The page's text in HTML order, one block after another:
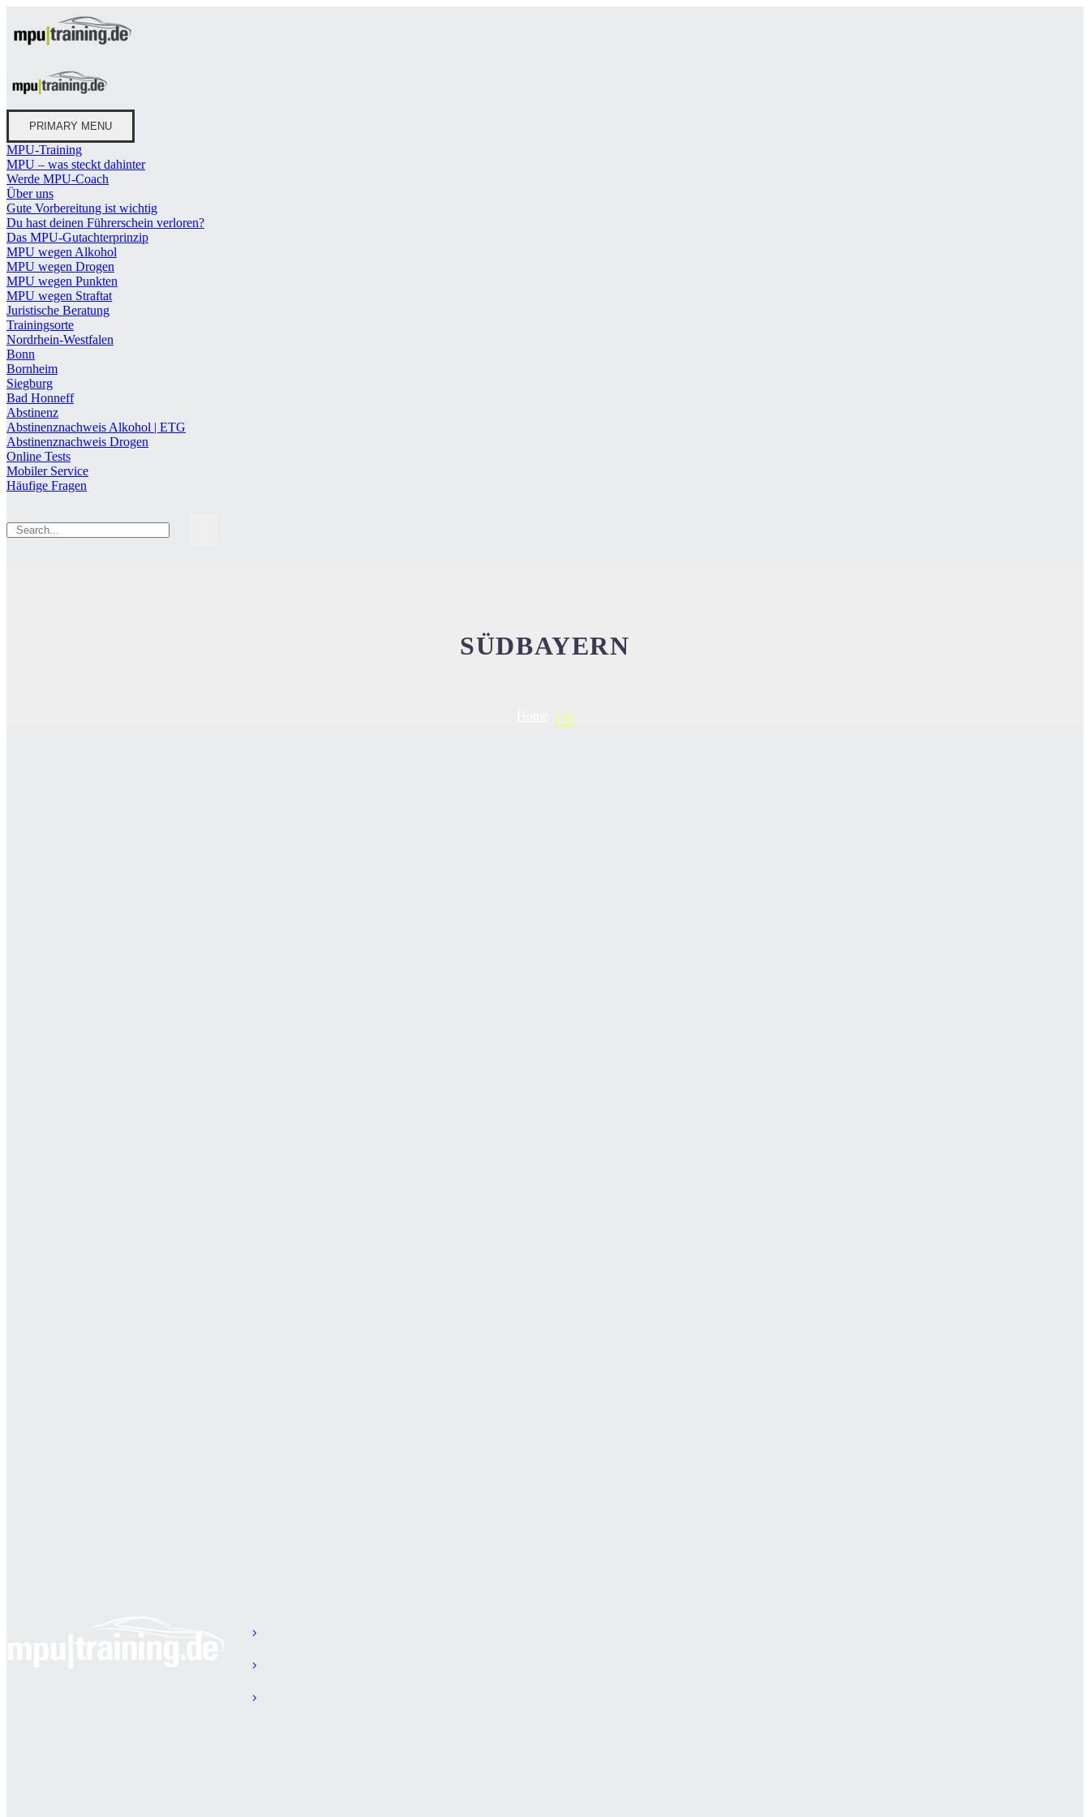
PRIMARY MENU
MPU-Training
MPU – was steckt dahinter
Werde MPU-Coach
Über uns
Gute Vorbereitung ist wichtig
Du hast deinen Führerschein verloren?
Das MPU-Gutachterprinzip
MPU wegen Alkohol
MPU wegen Drogen
MPU wegen Punkten
MPU wegen Straftat
Juristische Beratung
Trainingsorte
Nordrhein-Westfalen
Bonn
Bornheim
Siegburg
Bad Honneff
Abstinenz
Abstinenznachweis Alkohol | ETG
Abstinenznachweis Drogen
Online Tests
Mobiler Service
Häufige Fragen
SÜDBAYERN
Tag